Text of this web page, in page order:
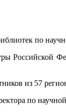
по
Российской
из 57
по